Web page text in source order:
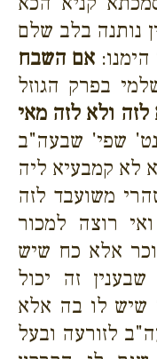
נותנה בלב שלם
אם השבח
בפרק הגוזל
לזה ולא לזה מאי
שפי' שבעה"ב
לא קמבעיא ליה
משועבד לזה
רוצה למכור
אלא כח שיש
זה יכול
שיש לו בה אלא
לזורעה ובעל